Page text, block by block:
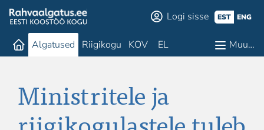
Logi sisse EST ENG
Algatused Riigikogu KOV EL Muu…
Ministritele ja